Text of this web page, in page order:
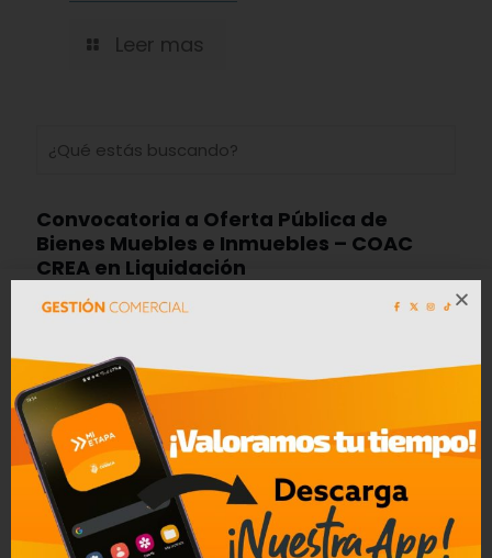
Leer mas
Convocatoria a Oferta Pública de
Bienes Muebles e Inmuebles – COAC
CREA en Liquidación